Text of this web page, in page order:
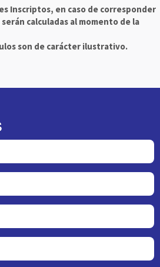
Inscriptos, en caso de corresponder
calculadas al momento de la
son de carácter ilustrativo.